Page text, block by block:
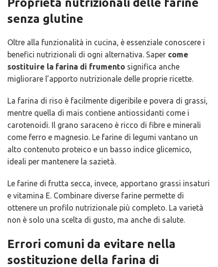
Proprietà nutrizionali delle farine
senza glutine
Oltre alla funzionalità in cucina, è essenziale conoscere i
benefici nutrizionali di ogni alternativa. Saper come
sostituire la farina di frumento significa anche
migliorare l’apporto nutrizionale delle proprie ricette.
La farina di riso è facilmente digeribile e povera di grassi,
mentre quella di mais contiene antiossidanti come i
carotenoidi. Il grano saraceno è ricco di fibre e minerali
come ferro e magnesio. Le farine di legumi vantano un
alto contenuto proteico e un basso indice glicemico,
ideali per mantenere la sazietà.
Le farine di frutta secca, invece, apportano grassi insaturi
e vitamina E. Combinare diverse farine permette di
ottenere un profilo nutrizionale più completo. La varietà
non è solo una scelta di gusto, ma anche di salute.
Errori comuni da evitare nella
sostituzione della farina di